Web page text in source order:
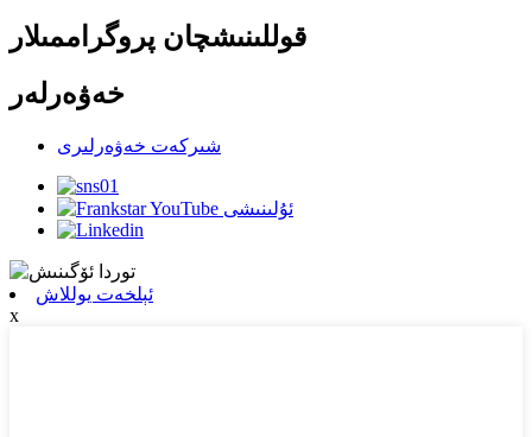
قوللىنىشچان پروگراممىلار
خەۋەرلەر
شىركەت خەۋەرلىرى
ئېلخەت يوللاش
x